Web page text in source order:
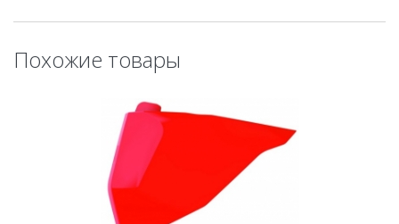
KTM SX 125 2019
Похожие товары